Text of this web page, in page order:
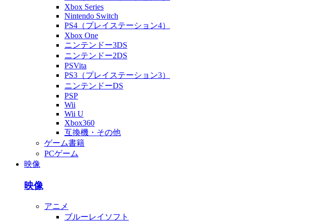
Xbox Series
Nintendo Switch
PS4（プレイステーション4）
Xbox One
ニンテンドー3DS
ニンテンドー2DS
PSVita
PS3（プレイステーション3）
ニンテンドーDS
PSP
Wii
Wii U
Xbox360
互換機・その他
ゲーム書籍
PCゲーム
映像
映像
アニメ
ブルーレイソフト